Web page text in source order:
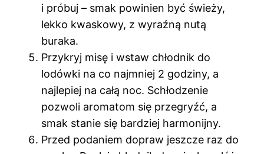
i próbuj – smak powinien być świeży,
lekko kwaskowy, z wyraźną nutą
buraka.
Przykryj misę i wstaw chłodnik do
lodówki na co najmniej 2 godziny, a
najlepiej na całą noc. Schłodzenie
pozwoli aromatom się przegryźć, a
smak stanie się bardziej harmonijny.
Przed podaniem dopraw jeszcze raz do